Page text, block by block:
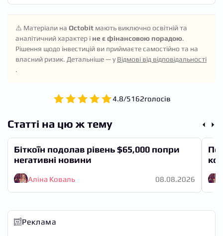
⚠️ Матеріали на Octobit мають виключно освітній та
аналітичний характер і не є фінансовою порадою.
Рішення щодо інвестицій ви приймаєте самостійно та на
власний ризик. Детальніше — уВідмові від відповідальності
.
4.8/5162голосів
Статті на цю ж тему
Біткоїн подолав рівень $65,000 попри
негативні новини
Аліна Коваль 08.08.2026
Реклама